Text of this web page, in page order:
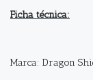
Ficha técnica:
Marca: Dragon